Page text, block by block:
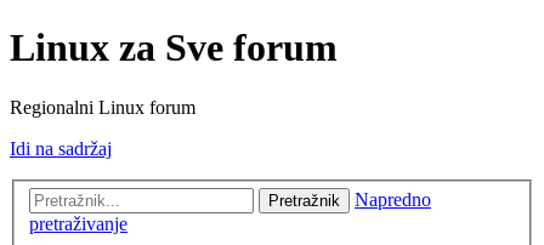
Linux za Sve forum
Regionalni Linux forum
Idi na sadržaj
Pretražnik
Napredno
pretraživanje